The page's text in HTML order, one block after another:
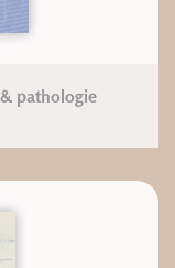
pathologie